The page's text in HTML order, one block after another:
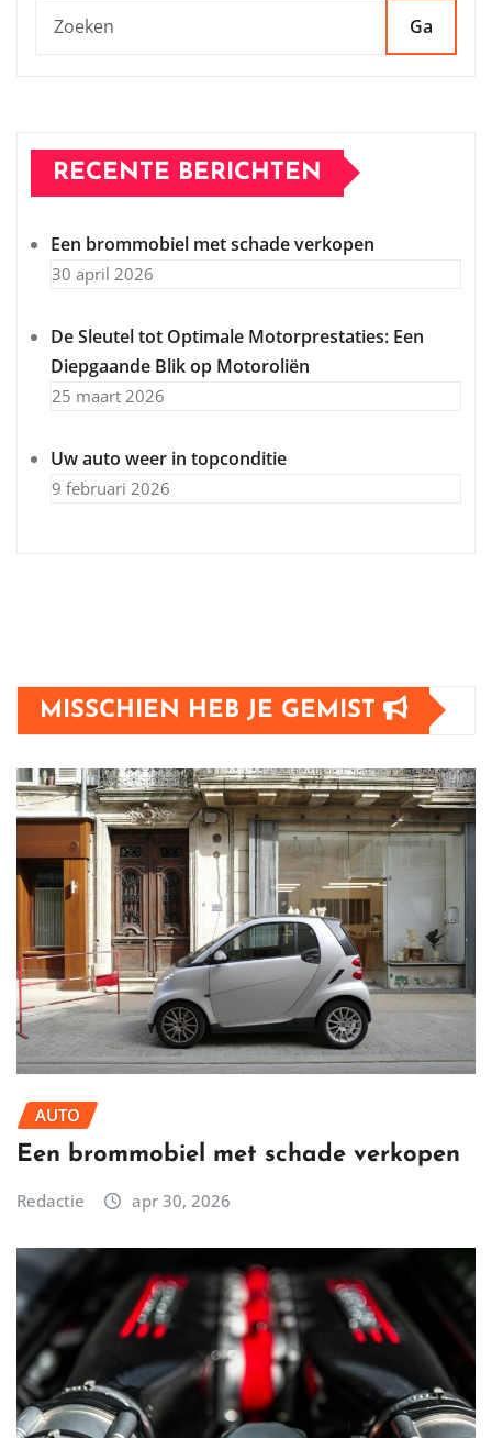
Ga
RECENTE BERICHTEN
Een brommobiel met schade verkopen
30 april 2026
De Sleutel tot Optimale Motorprestaties: Een
Diepgaande Blik op Motoroliën
25 maart 2026
Uw auto weer in topconditie
9 februari 2026
MISSCHIEN HEB JE GEMIST
AUTO
Een brommobiel met schade verkopen
Redactie apr 30, 2026